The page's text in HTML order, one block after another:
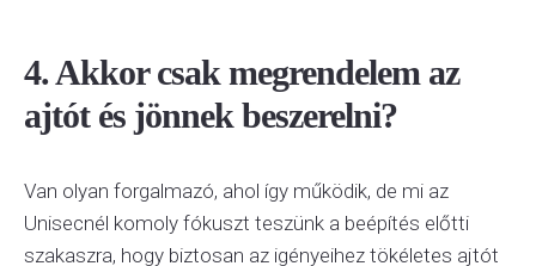
4. Akkor csak megrendelem az
ajtót és jönnek beszerelni?
Van olyan forgalmazó, ahol így működik, de mi az
Unisecnél komoly fókuszt teszünk a beépítés előtti
szakaszra, hogy biztosan az igényeihez tökéletes ajtót